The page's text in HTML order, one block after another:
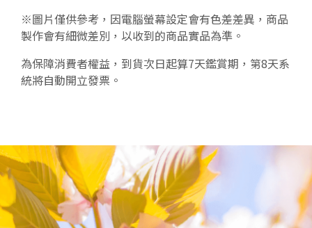
※圖片僅供參考，因電腦螢幕設定會有色差差異，商品
製作會有細微差別，以收到的商品實品為準。
為保障消費者權益，到貨次日起算7天鑑賞期，第8天系
統將自動開立發票。